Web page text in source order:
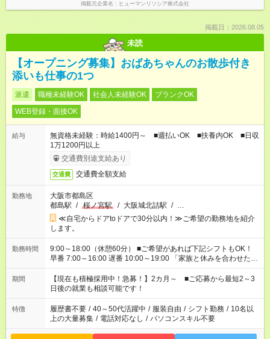
掲載元企業名 ヒューマンリソシア株式会社
掲載日：2026.08.05
未読
【オープニング募集】おばあちゃんのお散歩付き
添いも仕事の1つ
派遣 職種未経験OK 社会人未経験OK
ブランクOK
WEB登録・面接OK
給与
無資格未経験：時給1400円～ ■週払いOK ■扶養内OK ■日収
1万1200円以上
交通費別途支給あり
交通費 交通費全額支給
勤務地
大阪市都島区
都島駅 / 桜ノ宮駅 / 大阪城北詰駅 / …
≪自宅からドアtoドアで30分以内！≫ご希望の勤務地を紹介
します。
勤務時間
9:00～18:00（休憩60分） ■ご希望があれば下記シフトもOK！
早番 7:00～16:00 遅番 10:00～19:00 「家族と休みを合わせた
い」 「余裕を持って夕飯の準備がしたい」 「できれば残業はし
たくない」 など、ご希望を教えてくださいね。 ※Wワーク希望
の方へ 今ご覧のお仕事で希望する勤務時間と、もう1つのお仕事
の勤務時間。 合計で週40時間を超える場合は応募できません。
期間
【現在も積極採用中！急募！】2カ月～ ■ご応募から最短2～3
日後の就業も相談可能です！
特徴 履歴書不要 / 40～50代活躍中 / 服装自由 / シフト勤務 / 10名以
上の大量募集 / 電話対応なし / パソコンスキル不要